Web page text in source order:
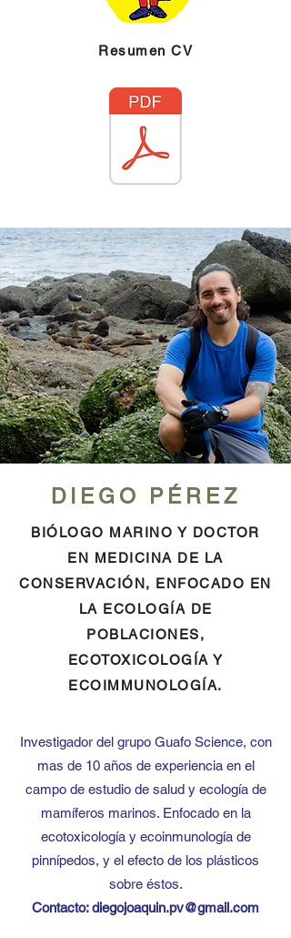
Resumen CV
DIEGO PÉREZ
BIÓLOGO MARINO Y DOCTOR
EN MEDICINA DE LA
CONSERVACIÓN, ENFOCADO EN
LA ECOLOGÍA DE
POBLACIONES,
ECOTOXICOLOGÍA Y
ECOIMMUNOLOGÍA.
Investigador del grupo Guafo Science, con
mas de 10 años de experiencia en el
campo de estudio de salud y ecología de
mamíferos marinos. Enfocado en la
ecotoxicología y ecoinmunología de
pinnípedos, y el efecto de los plásticos
sobre éstos.
Contacto:diegojoaquin.pv@gmail.com